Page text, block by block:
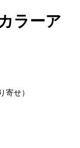
ラーア
寄せ）